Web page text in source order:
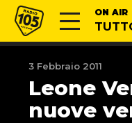
Vai al contenuto
Radio 105 ON AIR
3 Febbraio 2011
Leone
nuove